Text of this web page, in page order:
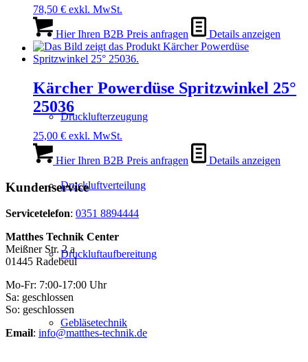
Drucklufterzeugung
Druckluftverteilung
Druckluftaufbereitung
Gebläsetechnik
78,50 € exkl. MwSt.
Hier Ihren B2B Preis anfragen Details anzeigen
Kärcher Powerdüse Spritzwinkel 25°
25036
25,00 € exkl. MwSt.
Hier Ihren B2B Preis anfragen Details anzeigen
Kundenservice
Servicetelefon: 0351 8894444
Matthes Technik Center
Meißner Str. 2 a
01445 Radebeul
Mo-Fr: 7:00-17:00 Uhr
Sa: geschlossen
So: geschlossen
Email: info@matthes-technik.de